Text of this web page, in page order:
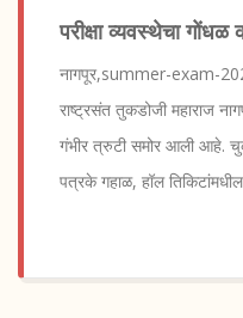
परीक्षा व्यवस्थेचा गोंधळ
नागपूर,summer-exam-
राष्ट्रसंत तुकडोजी महाराज
गंभीर त्रुटी समोर आली आहे.
पत्रके गहाळ, हॉल